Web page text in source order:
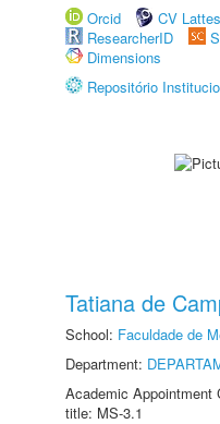
Orcid
CV Lattes
ResearcherID
Dimensions
Repositório
Tatiana de
School: Faculdade de
Department:
Academic Appointment
title: MS-3.1